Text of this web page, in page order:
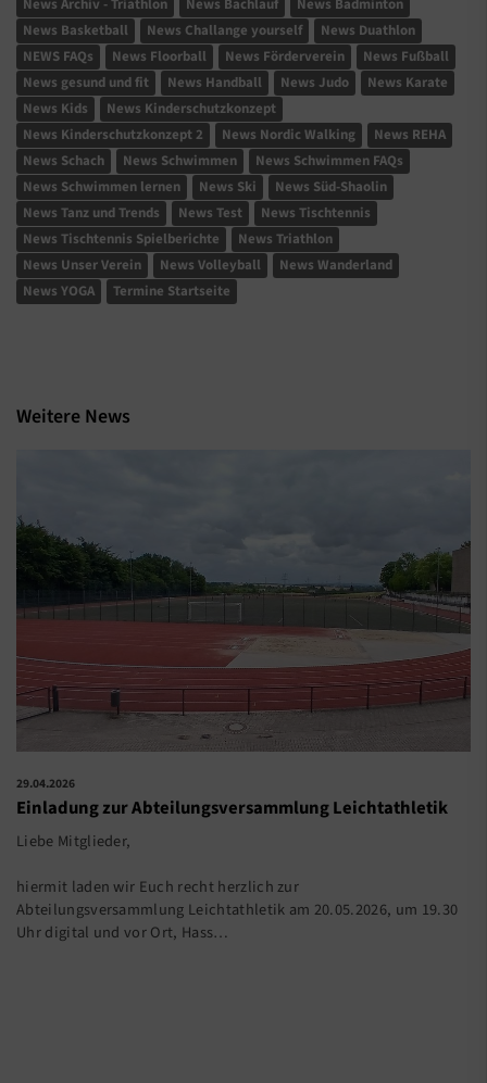
News Archiv - Triathlon News Bachlauf
News Badminton
News Basketball
News Challange yourself
News Duathlon
NEWS FAQs
News Floorball News Förderverein
News Fußball
News gesund und fit
News Handball News Judo
News Karate
News Kids
News Kinderschutzkonzept
News Kinderschutzkonzept 2
News Nordic Walking
News REHA
News Schach
News Schwimmen
News Schwimmen FAQs
News Schwimmen lernen
News Ski
News Süd-Shaolin
News Tanz und Trends
News Test
News Tischtennis
News Tischtennis Spielberichte
News Triathlon
News Unser Verein
News Volleyball
News Wanderland
News YOGA
Termine Startseite
Weitere News
29.04.2026
Einladung zur Abteilungsversammlung Leichtathletik
Liebe Mitglieder,
hiermit laden wir Euch recht herzlich zur
Abteilungsversammlung Leichtathletik am 20.05.2026, um 19.30
Uhr digital und vor Ort, Hass…